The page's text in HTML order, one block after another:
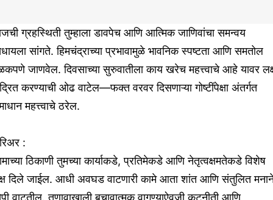
ग्रहस्थिती तुम्हाला डावपेच आणि आत्मिक जाणिवांचा समन्वय
सांगते. हिमचंद्राच्या प्रभावामुळे भावनिक स्पष्टता आणि समतोल
जाणवेल. दिवसाच्या सुरुवातीला काय खरेच महत्त्वाचे आहे यावर
करण्याची ओढ वाटेल—फक्त वरवर दिसणाऱ्या गोष्टींपेक्षा अंतर्गत
महत्त्वाचे ठरेल.
:
ठिकाणी तुमच्या कार्याकडे, प्रतिमेकडे आणि नेतृत्वक्षमतेकडे विशेष
दिले जाईल. आधी अवघड वाटणारी कामे आता शांत आणि संतुलित
वाटतील. तणावाखाली बचावात्मक वागण्याऐवजी कूटनीती आणि